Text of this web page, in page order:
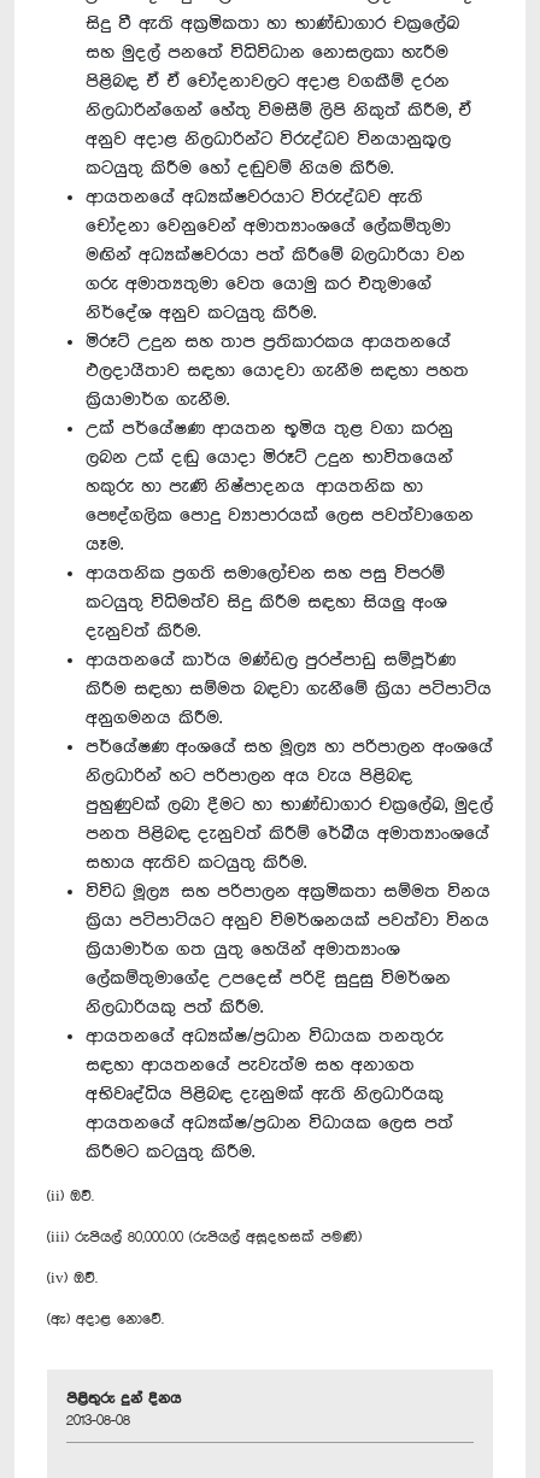
සිදු වී ඇති අක්‍රමිකතා හා භාණ්ඩාගාර චක්‍රලේඛ
සහ මුදල් පනතේ විධිවිධාන නොසලකා හැරීම
පිළිබඳ ඒ ඒ චෝදනාවලට අදාළ වගකීම් දරන
නිලධාරින්ගෙන් හේතු විමසීම් ලිපි නිකුත් කිරීම, ඒ
අනුව අදාළ නිලධාරින්ට විරුද්ධව විනයානුකූල
‍කටයුතු කිරීම‍ හෝ දඬුවම් නියම කිරීම.
ආයතනයේ අධ්‍යක්ෂවරයාට විරුද්ධව ඇති
චෝදනා වෙනුවෙන් අමාත්‍යාංශයේ ලේකම්තුමා
මඟින් අධ්‍යක්ෂවරයා පත් කිරීමේ බලධාරියා වන
ගරු අමාත්‍යතුමා වෙත යොමු කර එතුමා‍ගේ
නිර්දේශ අනුව කටයුතු කිරීම.
මිරූට් උදුන සහ තාප ප්‍රතිකාරකය ආයතනයේ
ඵලදායීතාව සඳහා යොදවා ගැනීම සඳහා පහත
ක්‍රියාමාර්ග ගැනීම.
උක් පර්යේෂණ ආයතන භූමිය තුළ වගා කරනු
ලබන උක් දඬු යොදා මිරූට් උදුන භාවිතයෙන්
හකුරු හා පැණි නිෂ්පාදනය ආයතනික හා
පෞද්ගලික පොදු ව්‍යාපාරයක් ලෙස පවත්වාගෙන
යෑම.
ආයතනික ප්‍රගති සමාලෝචන සහ පසු විපරම්
කටයුතු විධිමත්ව සිදු කිරීම සඳහා සියලු අංශ
දැනුවත් කිරීම.
ආයතනයේ කාර්ය මණ්ඩල පුරප්පාඩු සම්පූර්ණ
කිරීම සඳහා සම්මත බඳවා ගැනීමේ ක්‍රියා පටිපාටිය
අනුගමනය කිරීම.
පර්යේෂණ අංශයේ සහ මූල්‍ය හා පරිපාලන අංශයේ
නිලධාරින් හට පරිපාලන අය වැය පිළිබඳ
පුහුණුවක් ලබා දීමට හා භාණ්ඩාගාර චක්‍රලේඛ, මුදල්
පනත පිළිබඳ දැනුවත් කිරීම් රේඛීය අමාත්‍යාංශයේ
සහාය ඇතිව කටයුතු කිරීම.
විවිධ මූල්‍ය සහ පරිපාලන අක්‍රමිකතා සම්මත විනය
ක්‍රියා පටිපාටියට අනුව විමර්ශනයක් පවත්වා විනය
ක්‍රියාමාර්ග ගත යුතු හෙයින් අමාත්‍යාංශ
ලේකම්තුමාගේද උපදෙස් පරිදි සුදුසු විමර්ශන
නිලධාරියකු පත් කිරීම.
ආයතනයේ අධ්‍යක්ෂ/ප්‍රධාන විධායක තනතුරු
සඳහා ආයතනයේ පැවැත්ම සහ අනාගත
අභිවෘද්ධිය පිළිබඳ දැනුමක් ඇති නිලධාරියකු
ආයතනයේ අධ්‍යක්ෂ/ප්‍රධාන විධායක ලෙස පත්
කිරීමට කටයුතු කිරීම.
(ii) ඔව්.
(iii) රුපියල් 80,000.00 (රුපියල් අසූදහසක් පමණි)
(iv) ඔව්.
(ඇ) අදාළ නොවේ.
පිළිතුරු දුන් දිනය
2013-08-08